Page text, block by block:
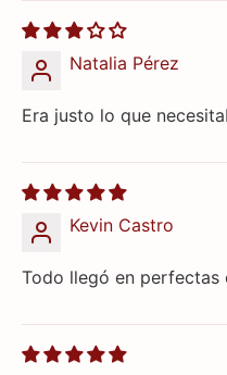
Natalia Pérez
Era justo lo que
Kevin Castro
Todo llegó en perfectas